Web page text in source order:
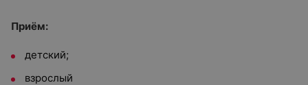
Приём:
детский;
взрослый